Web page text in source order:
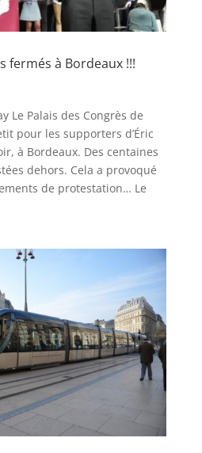
fermés à Bordeaux !!!
Le Palais des Congrès de
pour les supporters d’Éric
à Bordeaux. Des centaines
dehors. Cela a provoqué
de protestation… Le